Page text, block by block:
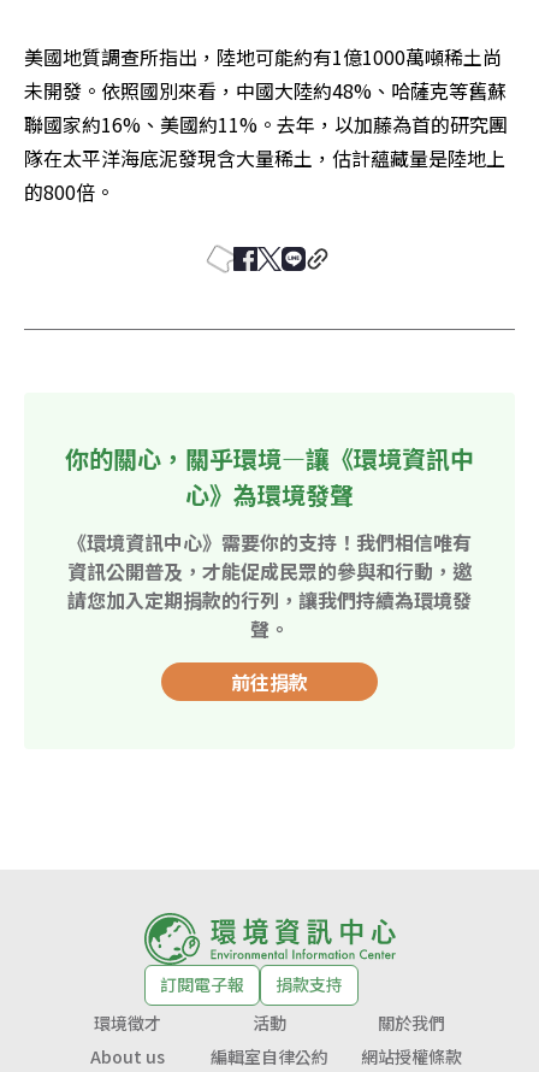
美國地質調查所指出，陸地可能約有1億1000萬噸稀土尚
未開發。依照國別來看，中國大陸約48%、哈薩克等舊蘇
聯國家約16%、美國約11%。去年，以加藤為首的研究團
隊在太平洋海底泥發現含大量稀土，估計蘊藏量是陸地上
的800倍。
你的關心，關乎環境—讓《環境資訊中
心》為環境發聲
《環境資訊中心》需要你的支持！我們相信唯有
資訊公開普及，才能促成民眾的參與和行動，邀
請您加入定期捐款的行列，讓我們持續為環境發
聲。
前往捐款
訂閱電子報
捐款支持
環境徵才
活動
關於我們
About us
編輯室自律公約 網站授權條款